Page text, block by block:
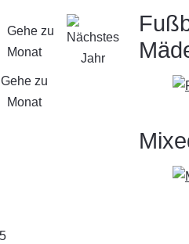
Gehe zu
Monat